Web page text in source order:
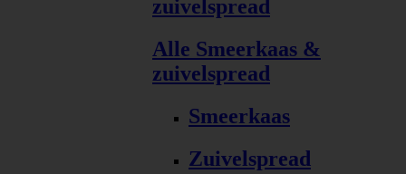
zuivelspread
Alle Smeerkaas &
zuivelspread
Smeerkaas
Zuivelspread